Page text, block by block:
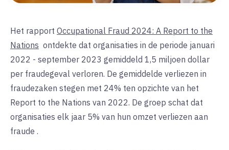
Het rapport Occupational Fraud 2024: A Report to the
Nations ontdekte dat organisaties in de periode januari
2022 - september 2023 gemiddeld 1,5 miljoen dollar
per fraudegeval verloren. De gemiddelde verliezen in
fraudezaken stegen met 24% ten opzichte van het
Report to the Nations van 2022. De groep schat dat
organisaties elk jaar 5% van hun omzet verliezen aan
fraude .